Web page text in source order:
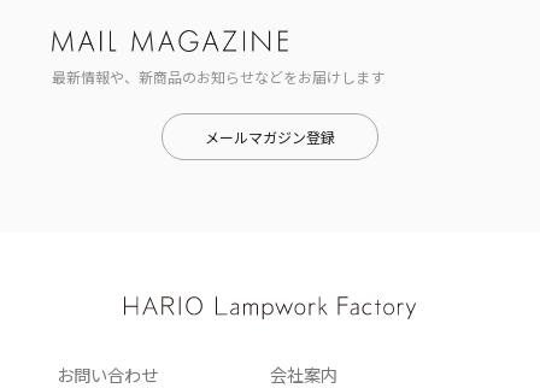
最新情報や、新商品のお知らせなどをお届けします
メールマガジン登録
お問い合わせ 会社案内